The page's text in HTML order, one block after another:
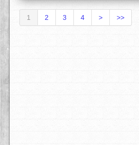
1 2 3 4 > >>